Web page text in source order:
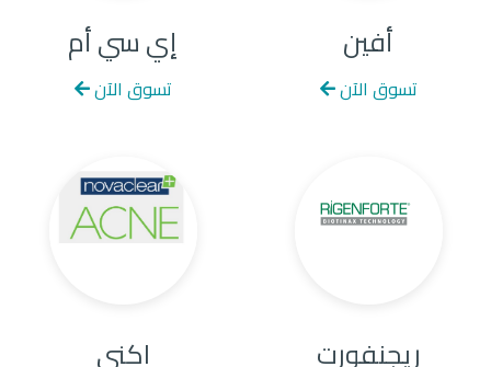
أفين
تسوق الآن
إي سي أم
تسوق الآن
ريجنفورت اكني